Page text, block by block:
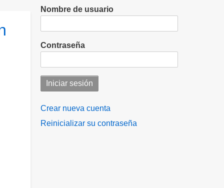
Nombre de usuario
Contraseña
Crear nueva cuenta
Reinicializar su contraseña